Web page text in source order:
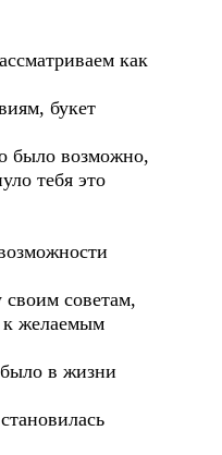
как
букет
было возможно,
тебя это
своим советам,
к желаемым
в жизни